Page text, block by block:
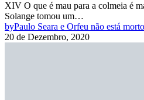
XIV O que é mau para a colmeia é
Solange tomou um…
byPaulo Seara e Orfeu não está morto
20 de Dezembro, 2020